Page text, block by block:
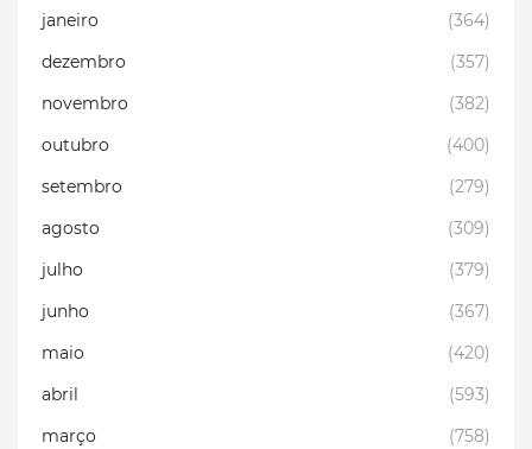
janeiro
(364)
dezembro
(357)
novembro
(382)
outubro
(400)
setembro
(279)
agosto
(309)
julho
(379)
junho
(367)
maio
(420)
abril
(593)
março
(758)